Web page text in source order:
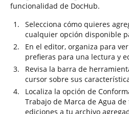
funcionalidad de DocHub.
Selecciona cómo quieres
cualquier opción disponible
En el editor, organiza para
prefieras para una lectura y
Revisa la barra de
cursor sobre sus
Localiza la opción de
Trabajo de Marca de Agua
ediciones a tu archivo